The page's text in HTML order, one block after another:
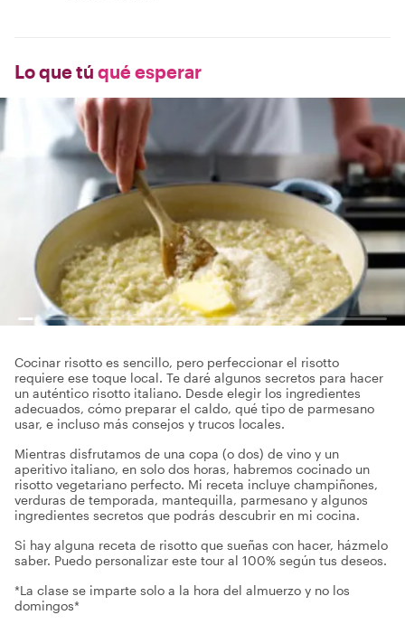
Lo que tú qué esperar
Cocinar risotto es sencillo, pero perfeccionar el risotto
requiere ese toque local. Te daré algunos secretos para hacer
un auténtico risotto italiano. Desde elegir los ingredientes
adecuados, cómo preparar el caldo, qué tipo de parmesano
usar, e incluso más consejos y trucos locales.
Mientras disfrutamos de una copa (o dos) de vino y un
aperitivo italiano, en solo dos horas, habremos cocinado un
risotto vegetariano perfecto. Mi receta incluye champiñones,
verduras de temporada, mantequilla, parmesano y algunos
ingredientes secretos que podrás descubrir en mi cocina.
Si hay alguna receta de risotto que sueñas con hacer, házmelo
saber. Puedo personalizar este tour al 100% según tus deseos.
*La clase se imparte solo a la hora del almuerzo y no los
domingos*